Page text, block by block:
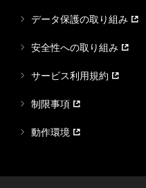
データ保護の取り組み
安全性への取り組み
サービス利用規約
制限事項
動作環境